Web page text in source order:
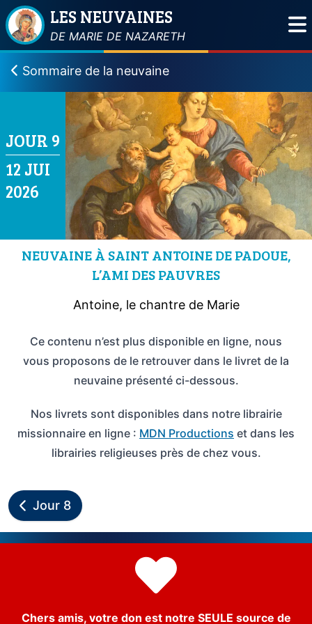
LES NEUVAINES
DE MARIE DE NAZARETH
Sommaire de la neuvaine
JOUR 9
12 JUI
2026
NEUVAINE À SAINT ANTOINE DE PADOUE,
L’AMI DES PAUVRES
Antoine, le chantre de Marie
Ce contenu n’est plus disponible en ligne, nous
vous proposons de le retrouver dans le livret de la
neuvaine présenté ci-dessous.
Nos livrets sont disponibles dans notre librairie
missionnaire en ligne : MDN Productions et dans les
librairies religieuses près de chez vous.
Jour 8
Chers amis, votre don est notre SEULE source de